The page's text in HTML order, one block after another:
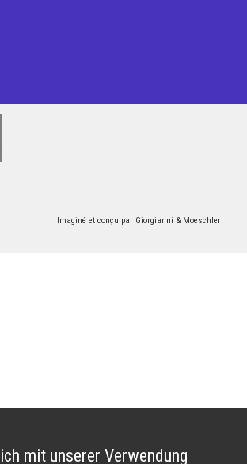
Imaginé et conçu par Giorgianni & Moeschler
mit unserer Verwendung